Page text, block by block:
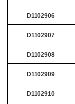
D1102906
D1102907
D1102908
D1102909
D1102910